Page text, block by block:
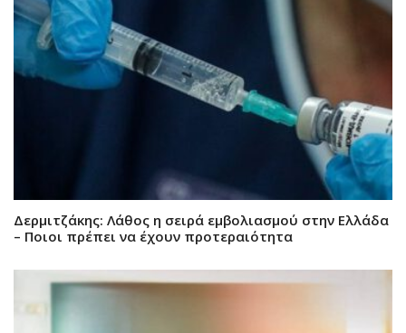
Δερμιτζάκης: Λάθος η σειρά εμβολιασμού στην Ελλάδα
– Ποιοι πρέπει να έχουν προτεραιότητα